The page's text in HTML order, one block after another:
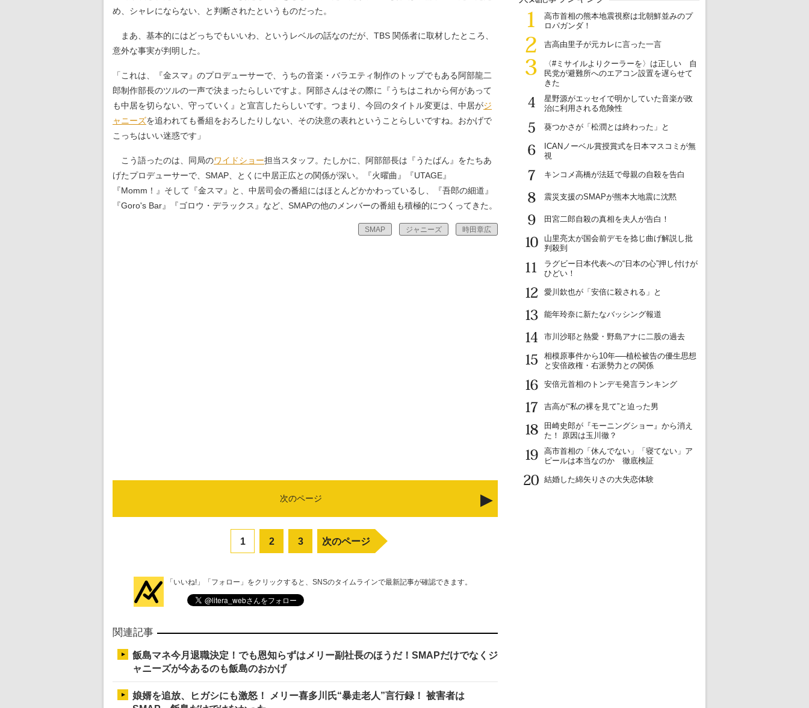
め、シャレにならない、と判断されたというものだった。
まあ、基本的にはどっちでもいいわ、というレベルの話なのだが、TBS 関係者に取材したところ、
意外な事実が判明した。
「これは、『金スマ』のプロデューサーで、うちの音楽・バラエティ制作のトップでもある阿部龍二
郎制作部長のツルの一声で決まったらしいですよ。阿部さんはその際に『うちはこれから何があって
も中居を切らない、守っていく』と宣言したらしいです。つまり、今回のタイトル変更は、中居がジ
ャニーズを追われても番組をおろしたりしない、その決意の表れということらしいですね。おかげで
こっちはいい迷惑です」
こう語ったのは、同局のワイドショー担当スタッフ。たしかに、阿部部長は『うたばん』をたちあ
げたプロデューサーで、SMAP、とくに中居正広との関係が深い。『火曜曲』『UTAGE』
『Momm！』そして『金スマ』と、中居司会の番組にはほとんどかかわっているし、『吾郎の細道』
『Goro's Bar』『ゴロウ・デラックス』など、SMAPの他のメンバーの番組も積極的につくってきた。
SMAP ジャニーズ 時田章広
次のページ
1 2 3 次のページ
「いいね!」「フォロー」をクリックすると、SNSのタイムラインで最新記事が確認できます。
関連記事
飯島マネ今月退職決定！でも恩知らずはメリー副社長のほうだ！SMAPだけでなくジ
ャニーズが今あるのも飯島のおかげ
娘婿を追放、ヒガシにも激怒！ メリー喜多川氏“暴走老人”言行録！ 被害者は
1
高市首相の熊本地震視察は北朝鮮並みのプ
ロパガンダ！
2
吉高由里子が元カレに言った一言
3
〈#ミサイルよりクーラーを〉は正しい 自
民党が避難所へのエアコン設置を遅らせて
きた
4
星野源がエッセイで明かしていた音楽が政
治に利用される危険性
5
葵つかさが「松潤とは終わった」と
6
ICANノーベル賞授賞式を日本マスコミが無
視
7
キンコメ高橋が法廷で母親の自殺を告白
8
震災支援のSMAPが熊本大地震に沈黙
9
田宮二郎自殺の真相を夫人が告白！
10
山里亮太が国会前デモを捻じ曲げ解説し批
判殺到
11
ラグビー日本代表への“日本の心”押し付けが
ひどい！
12
愛川欽也が「安倍に殺される」と
13
能年玲奈に新たなバッシング報道
14
市川沙耶と熱愛・野島アナに二股の過去
15
相模原事件から10年──植松被告の優生思想
と安倍政権・右派勢力との関係
16
安倍元首相のトンデモ発言ランキング
17
吉高が“私の裸を見て”と迫った男
18
田崎史郎が『モーニングショー』から消え
た！ 原因は玉川徹？
19
高市首相の「休んでない」「寝てない」ア
ピールは本当なのか 徹底検証
20
結婚した綿矢りさの大失恋体験